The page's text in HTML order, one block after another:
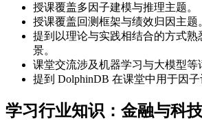
授课覆盖多因子建模与推理主题。
授课覆盖回测框架与绩效归因主题
提到以理论与实践相结合的方式熟
景。
课堂交流涉及机器学习与大模型等
提到 DolphinDB 在课堂中用于因子
学习行业知识：金融与科